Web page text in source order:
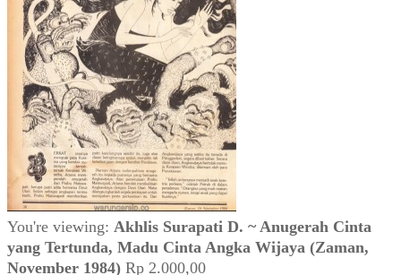
You're viewing: Akhlis Surapati D. ~ Anugerah Cinta
yang Tertunda, Madu Cinta Angka Wijaya (Zaman,
November 1984) Rp 2.000,00